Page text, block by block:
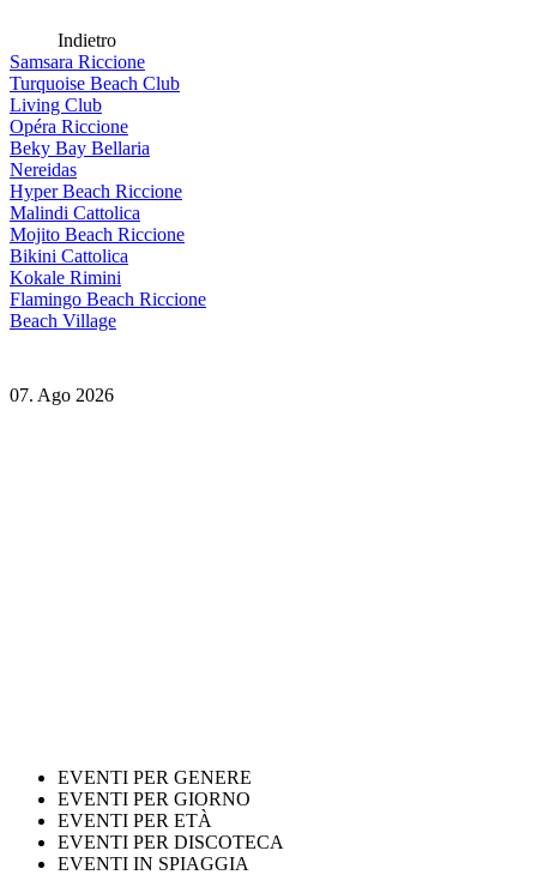
Indietro
Samsara Riccione
Turquoise Beach Club
Living Club
Opéra Riccione
Beky Bay Bellaria
Nereidas
Hyper Beach Riccione
Malindi Cattolica
Mojito Beach Riccione
Bikini Cattolica
Kokale Rimini
Flamingo Beach Riccione
Beach Village
07. Ago 2026
EVENTI PER GENERE
EVENTI PER GIORNO
EVENTI PER ETÀ
EVENTI PER DISCOTECA
EVENTI IN SPIAGGIA